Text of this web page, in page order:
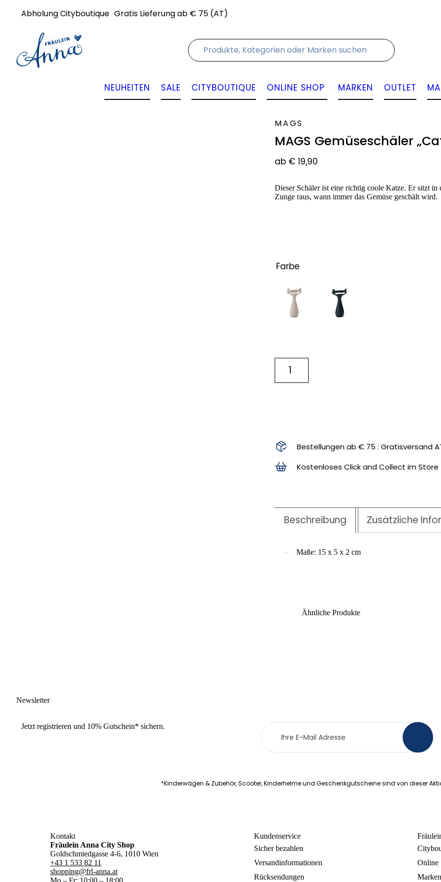
Abholung Cityboutique Gratis Lieferung ab € 75 (AT)
NEUHEITEN SALE CITYBOUTIQUE ONLINE SHOP MARKEN OUTLET
MAGS
MAGS Gemüseschäler
ab € 19,90
Dieser Schäler ist eine richtig coole Katze. Er sitzt
Zunge raus, wann immer das Gemüse geschält wird.
Farbe
Bestellungen ab € 75 : Gratisversand
Kostenloses Click and Collect im Store
Beschreibung Zusätzliche
Maße: 15 x 5 x 2 cm
Ähnliche Produkte
Newsletter
Jetzt registrieren und 10% Gutschein* sichern.
Newsletter
Anmeldung
*Kinderwägen & Zubehör, Scooter, Kinderhelme und Geschenkgutscheine sind von dieser
Kontakt
Fräulein Anna City Shop
Goldschmiedgasse 4-6, 1010 Wien
+43 1 533 82 11
shopping@frl-anna.at
Mo – Fr: 10:00 – 18:00
Kundenservice
Sicher bezahlen
Versandinformationen
Rücksendungen
Online
Marken